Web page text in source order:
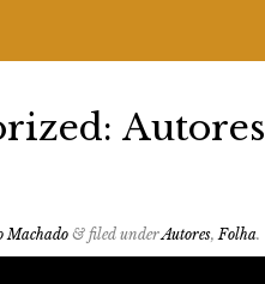
Autores
Machado & filed underAutores,Folha.